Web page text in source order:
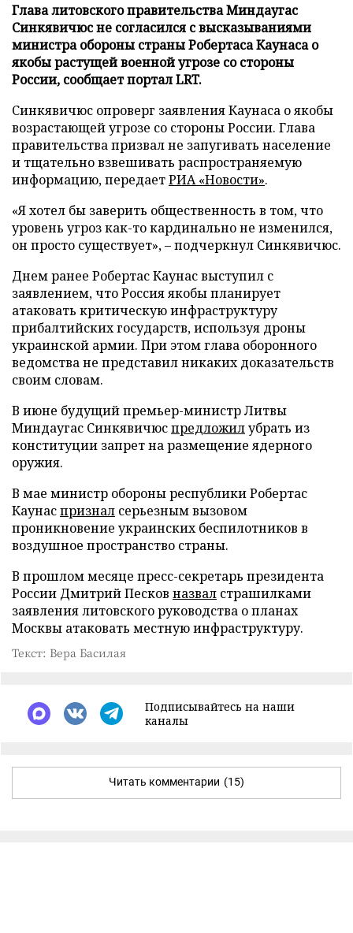
Глава литовского правительства Миндаугас
Синкявичюс не согласился с высказываниями
министра обороны страны Робертаса Каунаса о
якобы растущей военной угрозе со стороны
России, сообщает портал LRT.
Синкявичюс опроверг заявления Каунаса о якобы
возрастающей угрозе со стороны России. Глава
правительства призвал не запугивать население
и тщательно взвешивать распространяемую
информацию, передаетРИА «Новости».
«Я хотел бы заверить общественность в том, что
уровень угроз как-то кардинально не изменился,
он просто существует», – подчеркнул Синкявичюс.
Днем ранее Робертас Каунас выступил с
заявлением, что Россия якобы планирует
атаковать критическую инфраструктуру
прибалтийских государств, используя дроны
украинской армии. При этом глава оборонного
ведомства не представил никаких доказательств
своим словам.
В июне будущий премьер-министр Литвы
Миндаугас Синкявичюспредложилубрать из
конституции запрет на размещение ядерного
оружия.
В мае министр обороны республики Робертас
Каунаспризнал серьезным вызовом
проникновение украинских беспилотников в
воздушное пространство страны.
В прошлом месяце пресс-секретарь президента
России Дмитрий Песков назвал страшилками
заявления литовского руководства о планах
Москвы атаковать местную инфраструктуру.
Текст: Вера Басилая
Подписывайтесь на наши
каналы
Читать комментарии (15)